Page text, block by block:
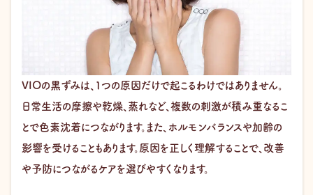
VIOの黒ずみは、1つの原因だけで起こるわけではありません。
日常生活の摩擦や乾燥、蒸れなど、複数の刺激が積み重なるこ
とで色素沈着につながります。また、ホルモンバランスや加齢の
影響を受けることもあります。原因を正しく理解することで、改善
や予防につながるケアを選びやすくなります。